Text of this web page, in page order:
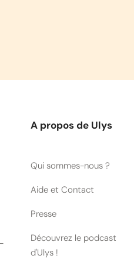
A propos de Ulys
Qui sommes-nous ?
Aide et Contact
Presse
Découvrez le podcast
d'Ulys !